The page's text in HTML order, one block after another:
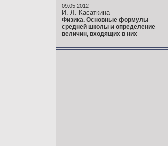
09.05.2012
И. Л. Касаткина
Физика. Основные формулы
средней школы и определение
величин, входящих в них